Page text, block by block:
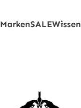
MarkenSALEWissen